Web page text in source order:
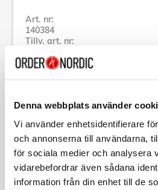
Denna webbplats använder
Vi använder enhetsidentifierare
och annonserna till användarna,
för sociala medier och analysera
vidarebefordrar även sådana
information från din enhet till de
Art. nr:
140384
Tillv. art. nr:
Se alla produkter inom Char-Broil
Beskrivning
Art. nr:140384